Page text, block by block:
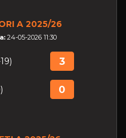
A 2025/26
24-05-2026 11:30
3
0